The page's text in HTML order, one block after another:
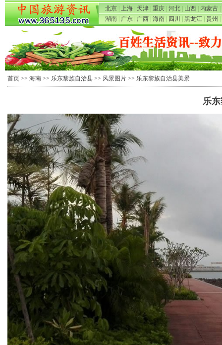
北京 上海 天津 重庆 河北 山西 内蒙古
湖南
广东 广西 海南 四川 黑龙江 贵州
首页 >> 海南 >> 乐东黎族自治县 >> 风景图片 >> 乐东黎族自治县美景
乐